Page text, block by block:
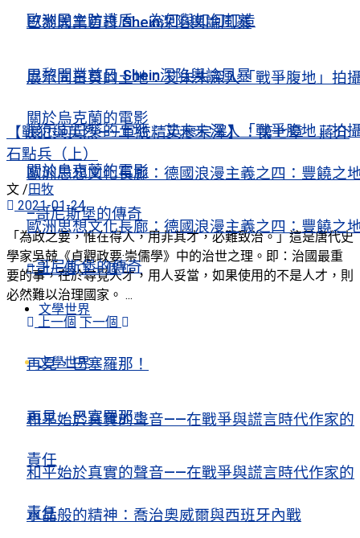
巴黎開業首日 Shein深陷輿論風暴
展示向日葵的土地：艾未未深入「戰爭腹地」拍
關於烏克蘭的電影
歐洲思想文化長廊：德國浪漫主義之四：豐饒之
–哥尼斯堡的傳奇
上一個 下一個
文學世界
再見，巴塞羅那！
和平始於真實的聲音——在戰爭與謊言時代作家的
責任
水晶般的精神：喬治奧威爾與西班牙內戰
歐洲民主防護盾 為何與如何打造
巴黎開業首日 Shein深陷輿論風暴
展示向日葵的土地：艾未未深入「戰爭腹地」拍
關於烏克蘭的電影
歐洲思想文化長廊：德國浪漫主義之四：豐饒之
–哥尼斯堡的傳奇
上一個 下一個
文學世界
再見，巴塞羅那！
和平始於真實的聲音——在戰爭與謊言時代作家的
責任
【戰犯與英烈——軍統精英廖宗澤】：第七章 蔣介
石點兵（上）
文 /田牧
2021-01-24
「為政之要，惟在得人，用非其才，必難致治。」這是唐代史
學家吳兢《貞觀政要·崇儒學》中的治世之理。即：治國最重
要的事，在於尋覓人才，用人妥當，如果使用的不是人才，則
必然難以治理國家。 ...